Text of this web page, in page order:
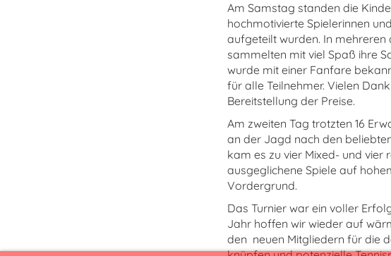
Am Samstag standen die
hochmotivierte Spielerinnen
aufgeteilt wurden. In
sammelten mit viel Spaß ihre
wurde mit einer Fanfare
für alle Teilnehmer. Vielen
Bereitstellung der Preise.
Am zweiten Tag trotzten 16
an der Jagd nach den
kam es zu vier Mixed- und vier
ausgeglichene Spiele auf
Vordergrund.
Das Turnier war ein voller
Jahr hoffen wir wieder auf
den neuen Mitgliedern für die